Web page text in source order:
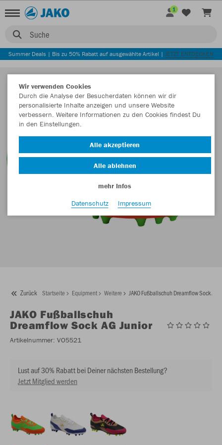
Suche
1
Summer Deals | Bis zu 50% Rabatt auf ausgewählte Artikel | JETZT ENTDECKEN
Zurück Startseite Equipment Weitere JAKO Fußballschuh Dreamflow Sock AG
JAKO Fußballschuh
Dreamflow Sock AG Junior
Artikelnummer: VO5521
Lust auf 30% Rabatt bei Deiner nächsten Bestellung?
Jetzt Mitglied werden
Wir verwenden Cookies
Durch die Analyse der Besucherdaten können wir dir
personalisierte Inhalte anzeigen und unsere Website
verbessern. Weitere Informationen zu den Cookies findest Du
in den Einstellungen.
Alle akzeptieren
Alle ablehnen
mehr Infos
Datenschutz
Impressum